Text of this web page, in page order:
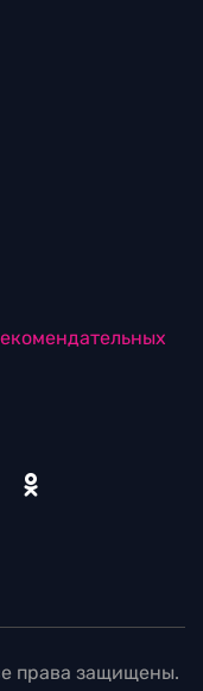
права защищены.